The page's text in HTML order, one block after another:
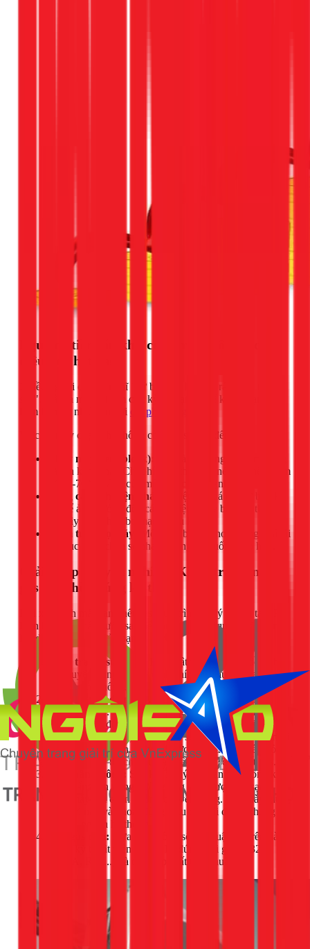
Nguy cơ tiềm ẩn khi 'cố đấm ăn xôi' sử dụng
điều hòa hết gas
Nhiều người có suy nghĩ "cứ bật đại, lúc nào rảnh gọi thợ
sau". Đây là một sai lầm cực kỳ tai hại có thể khiến bạn tốn
kém hơn rất nhiều so với
chi phí nạp gas
Việc ép máy chạy khi không còn gas sẽ dẫn đến:
Cháy máy nén (block):
Đây là hư hỏng nghiêm trọng
và tốn kém nhất. Chi phí thay thế máy nén có thể chiếm
tới 50-70% giá trị của một chiếc máy lạnh mới.
Hỏng các linh kiện khác:
Nhiệt độ quá cao từ block
có thể ảnh hưởng đến các tụ điện, rờ-le bảo vệ, thậm
chí gây hỏng hóc bo mạch điều khiển.
Giảm tuổi thọ máy:
Một thiết bị phải hoạt động quá tải
liên tục chắc chắn sẽ nhanh hỏng và xuống cấp hơn.
Giải pháp chuyên nghiệp: Kiểm tra và nạp
gas điều hòa đúng kỹ thuật
Khi xác định máy lạnh hết gas, quy trình xử lý chuẩn tại 1Fix
luôn bao gồm các bước sau để đảm bảo hiệu quả và độ bền
lâu dài cho thiết bị của bạn:
Kiểm tra áp suất gas:
Kỹ thuật viên sẽ dùng đồng hồ
đo chuyên dụng để xác định chính xác lượng gas còn
lại trong hệ thống.
Tìm và xử lý điểm rò rỉ:
Điều hòa là một hệ thống
tuần hoàn kín. Hết gas đồng nghĩa với việc hệ thống đã
bị rò rỉ ở đâu đó (thường là ở các đầu mối nối, dàn
nóng/lạnh bị thủng). Chúng tôi sẽ tìm chính xác vị trí xì
và hàn lại cẩn thận. Đây là bước quan trọng nhất, bỏ
qua bước này thì chỉ sau vài tuần, máy sẽ lại hết gas.
Hút chân không:
Sau khi xử lý xì, toàn bộ không khí
và hơi ẩm bên trong đường ống phải được hút sạch
bằng máy hút chân không chuyên dụng. Việc này giúp
gas mới nạp vào hoạt động hiệu quả tối đa và không
gây tắc nghẽn hệ thống.
Nạp gas mới: Dựa trên thông số kỹ thuật ghi trên dàn
nóng, kỹ thuật viên sẽ nạp lại đúng loại gas (R32,
R410A, R22...) và đúng áp suất tiêu chuẩn.